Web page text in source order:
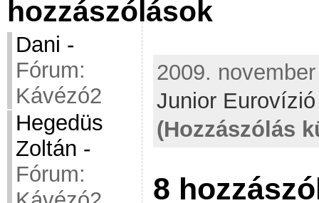
hozzászólások
Dani -
Fórum:
Kávézó2
Hegedüs
Zoltán -
Fórum:
2009.
Junior
(Hozzászólás
8